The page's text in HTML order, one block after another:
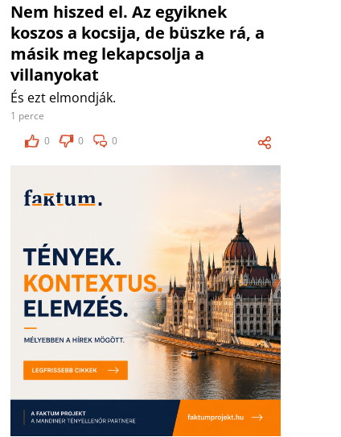
Nem hiszed el. Az egyiknek
koszos a kocsija, de büszke rá, a
másik meg lekapcsolja a
villanyokat
És ezt elmondják.
1 perce
0
0 0